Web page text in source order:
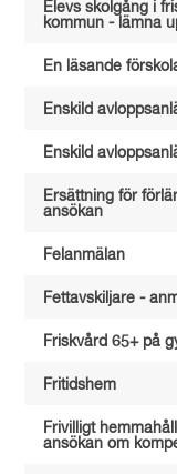
Elevs skolgång i
kommun - lämna
En läsande
Enskild
Enskild
Ersättning för
ansökan
Felanmälan
Fettavskiljare -
Friskvård 65+ på
Fritidshem
Frivilligt
ansökan om